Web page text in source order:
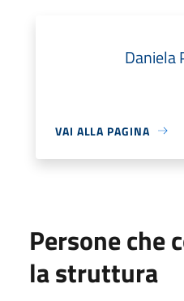
Daniela
VAI ALLA PAGINA
Persone che
la struttura